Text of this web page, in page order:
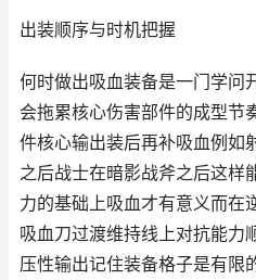
出装顺序与时机把握
何时做出吸血装备是一门学问
会拖累核心伤害部件的成型节
件核心输出装后再补吸血例如
之后战士在暗影战斧之后这样
力的基础上吸血才有意义而在
吸血刀过渡维持线上对抗能力
压性输出记住装备格子是有限